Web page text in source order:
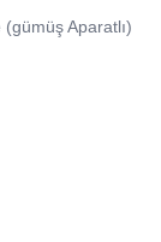
(gümüş Aparatlı)